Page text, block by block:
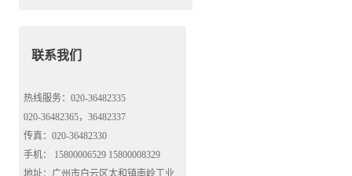
联系我们
热线服务：020-36482335
020-36482365，36482337
传真：020-36482330
手机： 15800006529 15800008329
地址：广州市白云区太和镇南岭工业